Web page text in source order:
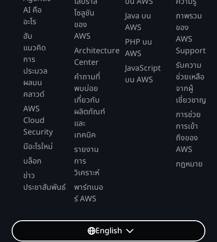
AI คือ
อะไร
ฮับ
แนวคิด
การ
ประมวล
ผลบน
คลาวด์
AWS
Cloud
Security
มีอะไรใหม่
บล็อก
ข่าว
ประชาสัมพันธ์
โซลูชัน
ของ
AWS
Architecture
Center
คำถามที่
พบบ่อย
เกี่ยวกับ
ผลิตภัณฑ์
และ
เทคนิค
รายงาน
การ
วิเคราะห์
พาร์ทเนอ
ร์ AWS
Java บน
AWS
PHP บน
AWS
JavaScript
บน AWS
ภาพรวม
ของ
AWS
Support
รับความ
ช่วยเหลือ
จากผู้
เชี่ยวชาญ
การช่วย
การเข้า
ถึงของ
AWS
กฎหมาย
English